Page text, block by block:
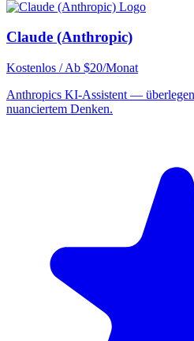
Claude (Anthropic)
Kostenlos / Ab $20/Monat
Anthropics KI-Assistent —
nuanciertem Denken.